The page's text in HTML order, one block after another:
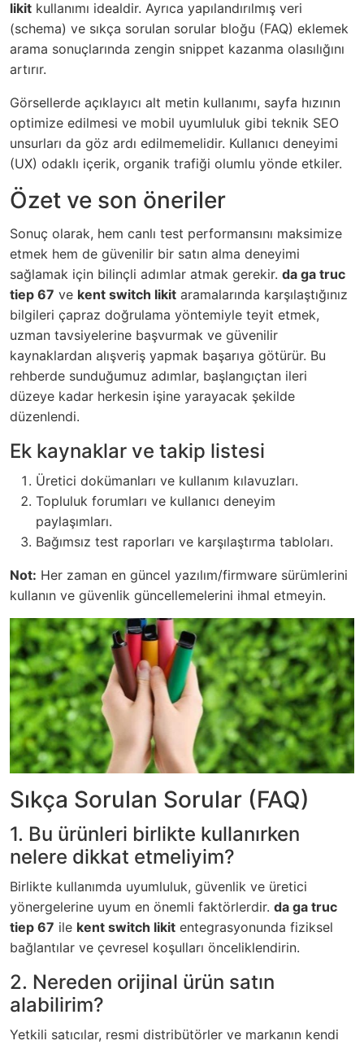
likit kullanımı idealdir. Ayrıca yapılandırılmış veri
(schema) ve sıkça sorulan sorular bloğu (FAQ) eklemek
arama sonuçlarında zengin snippet kazanma olasılığını
artırır.
Görsellerde açıklayıcı alt metin kullanımı, sayfa hızının
optimize edilmesi ve mobil uyumluluk gibi teknik SEO
unsurları da göz ardı edilmemelidir. Kullanıcı deneyimi
(UX) odaklı içerik, organik trafiği olumlu yönde etkiler.
Özet ve son öneriler
Sonuç olarak, hem canlı test performansını maksimize
etmek hem de güvenilir bir satın alma deneyimi
sağlamak için bilinçli adımlar atmak gerekir. da ga truc
tiep 67 ve kent switch likit aramalarında karşılaştığınız
bilgileri çapraz doğrulama yöntemiyle teyit etmek,
uzman tavsiyelerine başvurmak ve güvenilir
kaynaklardan alışveriş yapmak başarıya götürür. Bu
rehberde sunduğumuz adımlar, başlangıçtan ileri
düzeye kadar herkesin işine yarayacak şekilde
düzenlendi.
Ek kaynaklar ve takip listesi
Üretici dokümanları ve kullanım kılavuzları.
Topluluk forumları ve kullanıcı deneyim
paylaşımları.
Bağımsız test raporları ve karşılaştırma tabloları.
Not: Her zaman en güncel yazılım/firmware sürümlerini
kullanın ve güvenlik güncellemelerini ihmal etmeyin.
Sıkça Sorulan Sorular (FAQ)
1. Bu ürünleri birlikte kullanırken
nelere dikkat etmeliyim?
Birlikte kullanımda uyumluluk, güvenlik ve üretici
yönergelerine uyum en önemli faktörlerdir. da ga truc
tiep 67 ile kent switch likit entegrasyonunda fiziksel
bağlantılar ve çevresel koşulları önceliklendirin.
2. Nereden orijinal ürün satın
alabilirim?
Yetkili satıcılar, resmi distribütörler ve markanın kendi